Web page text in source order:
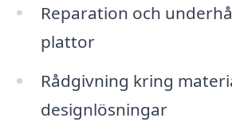
Reparation och
plattor
Rådgivning kring
designlösningar